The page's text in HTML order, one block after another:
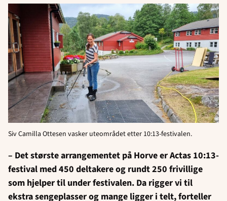
Siv Camilla Ottesen vasker uteområdet etter 10:13-festivalen.
– Det største arrangementet på Horve er Actas 10:13-
festival med 450 deltakere og rundt 250 frivillige
som hjelper til under festivalen. Da rigger vi til
ekstra sengeplasser og mange ligger i telt, forteller